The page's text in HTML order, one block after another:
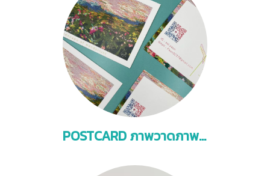
POSTCARD ภาพวาดภาพถ่าย